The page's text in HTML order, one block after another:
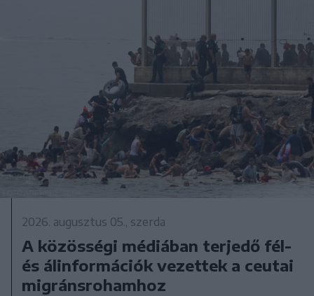
2026. augusztus 05., szerda
A közösségi médiában terjedő fél-
és álinformációk vezettek a ceutai
migránsrohamhoz